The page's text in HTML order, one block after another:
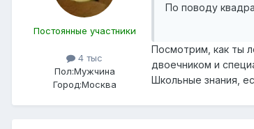
Постоянные участники
4 тыс
Пол:Мужчина
Город:Москва
По поводу
Посмотрим, как ты
двоечником и
Школьные знания,